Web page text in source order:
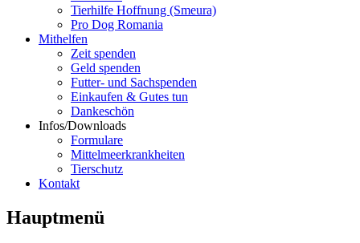
Tierhilfe Hoffnung (Smeura)
Pro Dog Romania
Mithelfen
Zeit spenden
Geld spenden
Futter- und Sachspenden
Einkaufen & Gutes tun
Dankeschön
Infos/Downloads
Formulare
Mittelmeerkrankheiten
Tierschutz
Kontakt
Hauptmenü